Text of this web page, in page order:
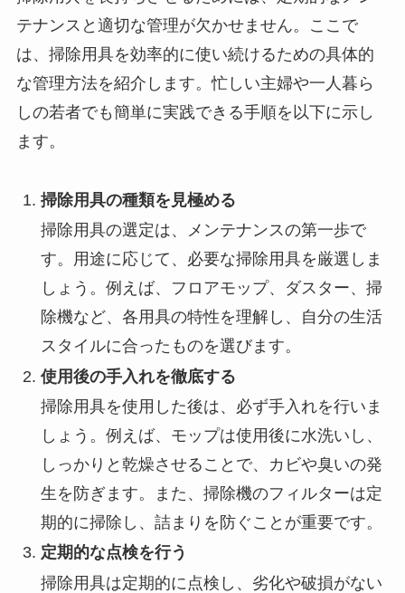
テナンスと適切な管理が欠かせません。ここで
は、掃除用具を効率的に使い続けるための具体的
な管理方法を紹介します。忙しい主婦や一人暮ら
しの若者でも簡単に実践できる手順を以下に示し
ます。
掃除用具の種類を見極める
掃除用具の選定は、メンテナンスの第一歩で
す。用途に応じて、必要な掃除用具を厳選しま
しょう。例えば、フロアモップ、ダスター、掃
除機など、各用具の特性を理解し、自分の生活
スタイルに合ったものを選びます。
使用後の手入れを徹底する
掃除用具を使用した後は、必ず手入れを行いま
しょう。例えば、モップは使用後に水洗いし、
しっかりと乾燥させることで、カビや臭いの発
生を防ぎます。また、掃除機のフィルターは定
期的に掃除し、詰まりを防ぐことが重要です。
定期的な点検を行う
掃除用具は定期的に点検し、劣化や破損がない